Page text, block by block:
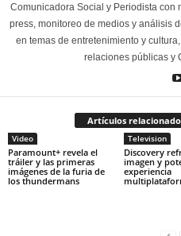
Comunicadora Social y Periodista con
press, monitoreo de medios y análisis
en temas de entretenimiento y
relaciones públicas y
Artículos
Video
Paramount+ revela el
tráiler y las primeras
imágenes de la furia de
los thundermans
Television
Discovery
imagen y
experiencia